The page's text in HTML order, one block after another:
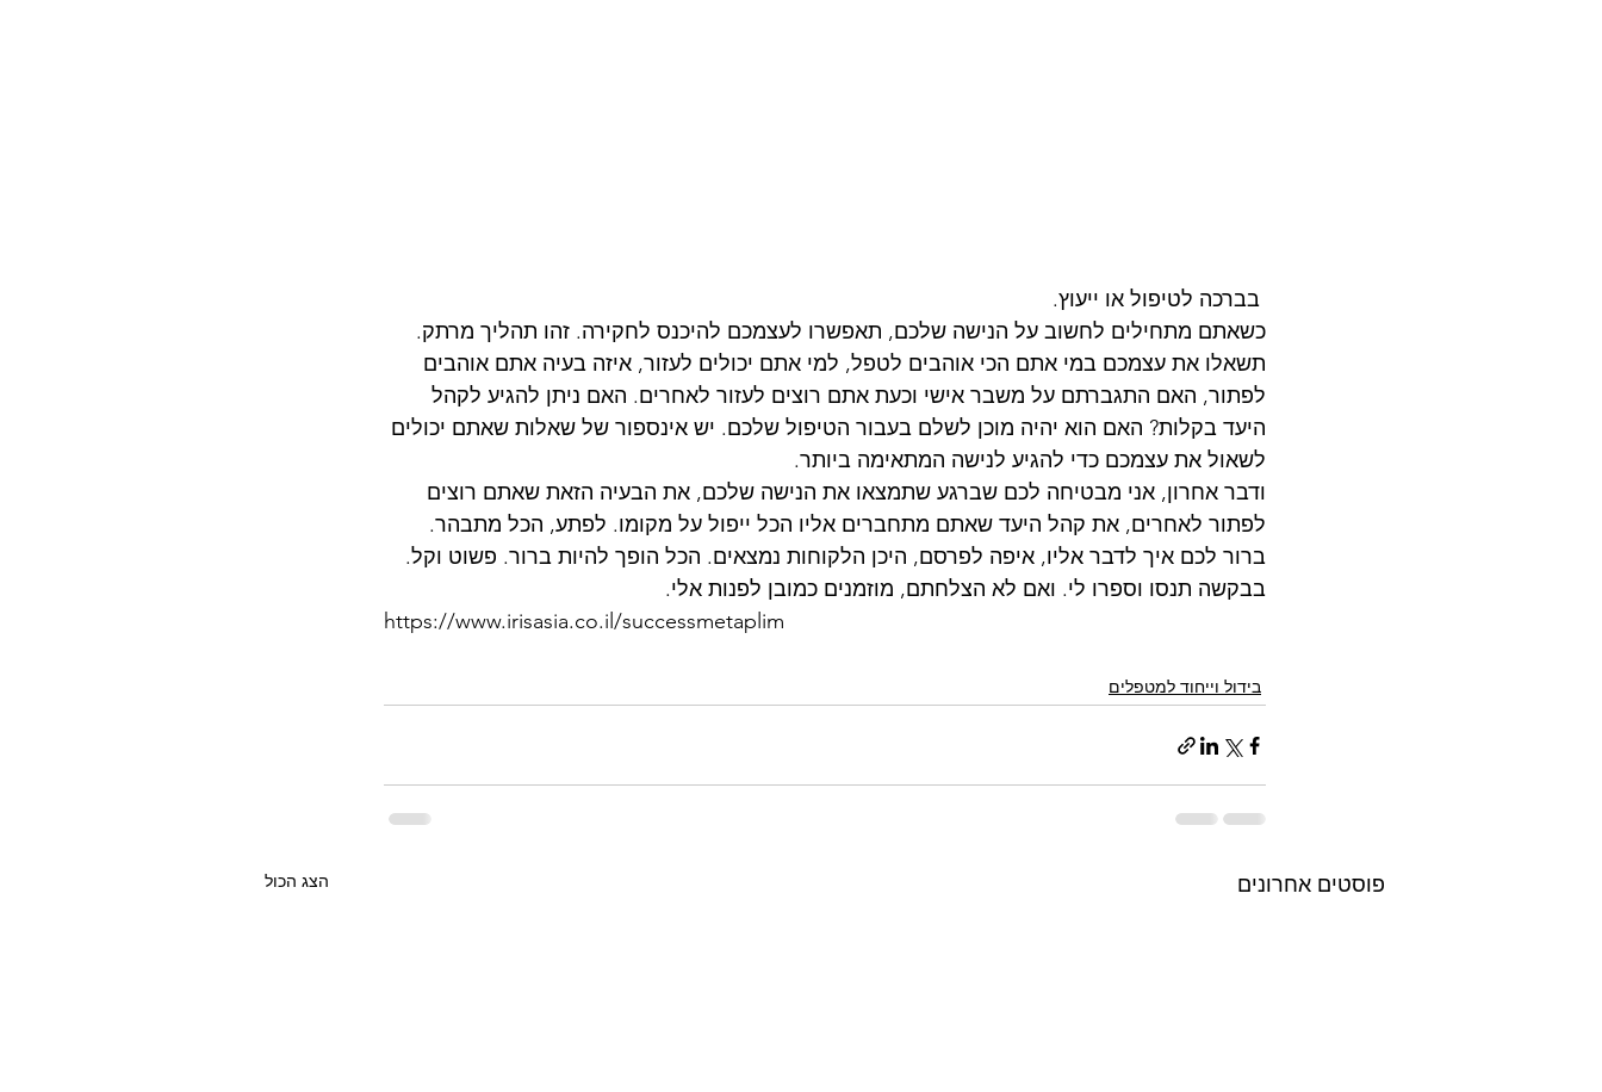
כשאתם מתחילים לחשוב על הנישה שלכם, תאפשרו לעצמכם להיכנס לחקירה. זהו תהליך מרתק.
תשאלו את עצמכם במי אתם הכי אוהבים לטפל, למי אתם יכולים לעזור, איזה בעיה אתם אוהבים
לפתור, האם התגברתם על משבר אישי וכעת אתם רוצים לעזור לאחרים. האם ניתן להגיע לקהל
היעד בקלות? האם הוא יהיה מוכן לשלם בעבור הטיפול שלכם. יש אינספור של שאלות שאתם יכולים
לשאול את עצמכם כדי להגיע לנישה המתאימה ביותר.
ודבר אחרון, אני מבטיחה לכם שברגע שתמצאו את הנישה שלכם, את הבעיה הזאת שאתם רוצים
לפתור לאחרים, את קהל היעד שאתם מתחברים אליו הכל ייפול על מקומו. לפתע, הכל מתבהר.
ברור לכם איך לדבר אליו, איפה לפרסם, היכן הלקוחות נמצאים. הכל הופך להיות ברור. פשוט וקל.
בבקשה תנסו וספרו לי. ואם לא הצלחתם, מוזמנים כמובן לפנות אלי.
https://www.irisasia.co.il/successmetaplim
בידול וייחוד למטפלים
פוסטים אחרונים הצג הכול